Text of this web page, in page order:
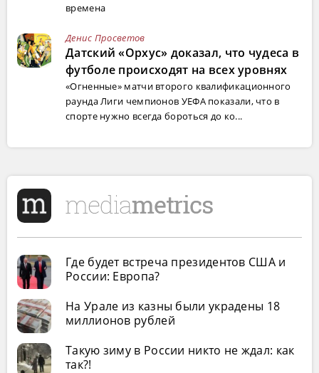
времена
Денис Просветов
Датский «Орхус» доказал, что чудеса в
футболе происходят на всех уровнях
«Огненные» матчи второго квалификационного
раунда Лиги чемпионов УЕФА показали, что в
спорте нужно всегда бороться до ко...
Где будет встреча президентов США и
России: Европа?
На Урале из казны были украдены 18
миллионов рублей
Такую зиму в России никто не ждал: как
так?!